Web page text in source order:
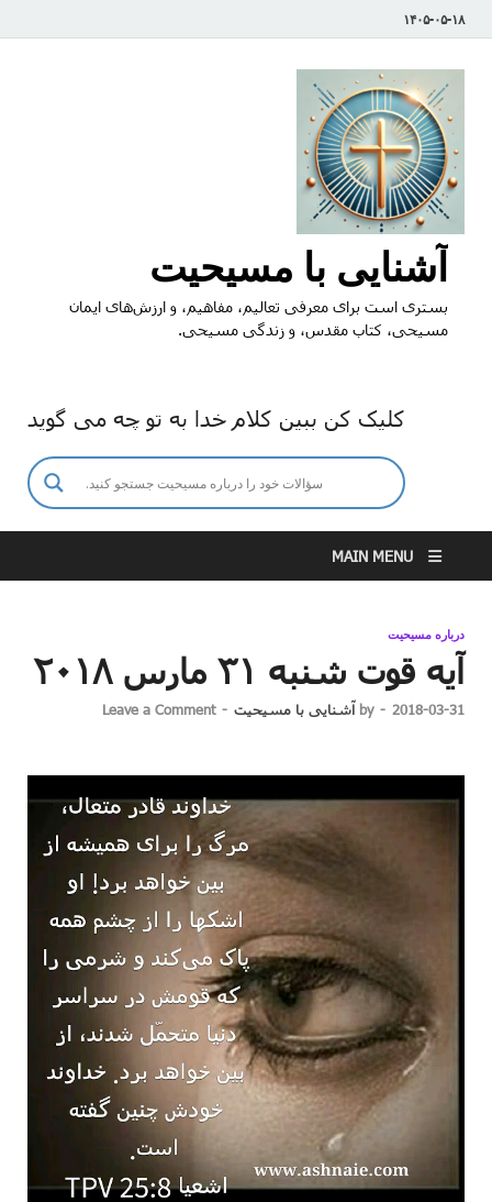
۱۴۰۵-۰۵-۱۸
آشنایی با مسیحیت
بستری است برای معرفی تعالیم، مفاهیم، و ارزش‌های ایمان
مسیحی، کتاب مقدس، و زندگی مسیحی.
کلیک کن ببین کلام خدا به تو چه می گوید
MAIN MENU
درباره مسیحیت
آیه قوت شنبه ۳۱ مارس ۲۰۱۸
2018-03-31
-
by آشنایی با مسیحیت -
Leave a Comment